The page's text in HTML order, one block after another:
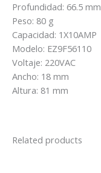
Profundidad: 66.5 mm
Peso: 80 g
Capacidad: 1X10AMP
Modelo: EZ9F56110
Voltaje: 220VAC
Ancho: 18 mm
Altura: 81 mm
Related products